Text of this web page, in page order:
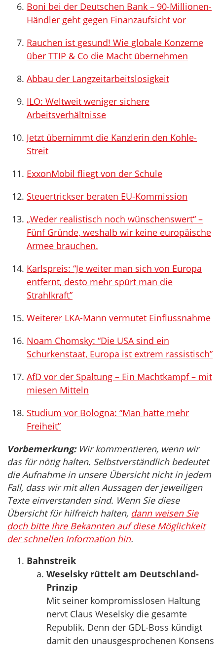
Boni bei der Deutschen Bank – 90-Millionen-
Händler geht gegen Finanzaufsicht vor
Rauchen ist gesund! Wie globale Konzerne
über TTIP & Co die Macht übernehmen
Abbau der Langzeitarbeitslosigkeit
ILO: Weltweit weniger sichere
Arbeitsverhältnisse
Jetzt übernimmt die Kanzlerin den Kohle-
Streit
ExxonMobil fliegt von der Schule
Steuertrickser beraten EU-Kommission
„Weder realistisch noch wünschenswert“ –
Fünf Gründe, weshalb wir keine europäische
Armee brauchen.
Karlspreis: “Je weiter man sich von Europa
entfernt, desto mehr spürt man die
Strahlkraft”
Weiterer LKA-Mann vermutet Einflussnahme
Noam Chomsky: “Die USA sind ein
Schurkenstaat, Europa ist extrem rassistisch”
AfD vor der Spaltung – Ein Machtkampf – mit
miesen Mitteln
Studium vor Bologna: “Man hatte mehr
Freiheit”
Vorbemerkung:Wir kommentieren, wenn wir
das für nötig halten. Selbstverständlich bedeutet
die Aufnahme in unsere Übersicht nicht in jedem
Fall, dass wir mit allen Aussagen der jeweiligen
Texte einverstanden sind. Wenn Sie diese
Übersicht für hilfreich halten, dann weisen Sie
doch bitte Ihre Bekannten auf diese Möglichkeit
der schnellen Information hin.
Bahnstreik
Weselsky rüttelt am Deutschland-
Prinzip
Mit seiner kompromisslosen Haltung
nervt Claus Weselsky die gesamte
Republik. Denn der GDL-Boss kündigt
damit den unausgesprochenen Konsens